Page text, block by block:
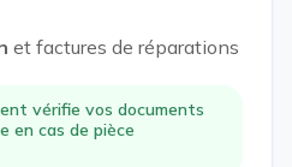
et factures de réparations
vérifie vos documents
en cas de pièce